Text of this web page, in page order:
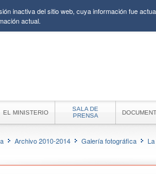
inactiva del sitio web, cuya información fue
actual.
EL MINISTERIO
SALA DE
PRENSA
Archivo 2010-2014 Galería fotográfica